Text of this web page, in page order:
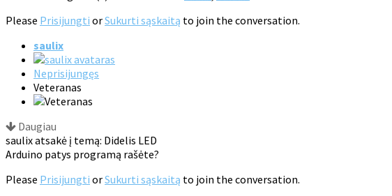
Please Prisijungti orSukurti sąskaitą to join the conversation.
saulix
Neprisijungęs
Veteranas
Daugiau
saulix atsakė į temą: Didelis LED
Arduino patys programą rašėte?
Please Prisijungti orSukurti sąskaitą to join the conversation.